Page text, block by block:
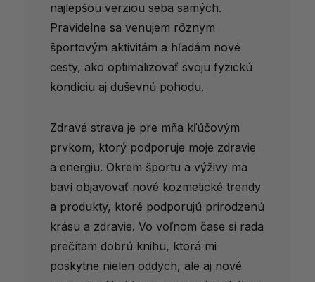
najlepšou verziou seba samých.
Pravidelne sa venujem rôznym
športovým aktivitám a hľadám nové
cesty, ako optimalizovať svoju fyzickú
kondíciu aj duševnú pohodu.
Zdravá strava je pre mňa kľúčovým
prvkom, ktorý podporuje moje zdravie
a energiu. Okrem športu a výživy ma
baví objavovať nové kozmetické trendy
a produkty, ktoré podporujú prirodzenú
krásu a zdravie. Vo voľnom čase si rada
prečítam dobrú knihu, ktorá mi
poskytne nielen oddych, ale aj nové